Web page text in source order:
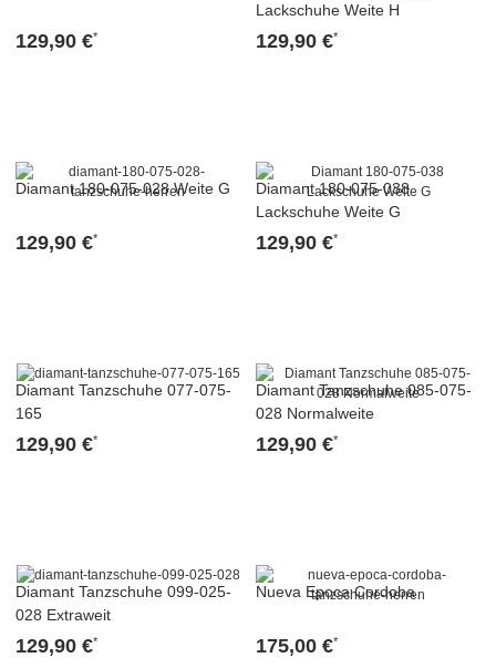
129,90 €*
Lackschuhe Weite H
129,90 €*
Diamant 180-075-028 Weite G
129,90 €*
Diamant 180-075-038
Lackschuhe Weite G
129,90 €*
Diamant Tanzschuhe 077-075-
165
129,90 €*
Diamant Tanzschuhe 085-075-
028 Normalweite
129,90 €*
Diamant Tanzschuhe 099-025-
028 Extraweit
129,90 €*
Nueva Epoca Cordoba
175,00 €*